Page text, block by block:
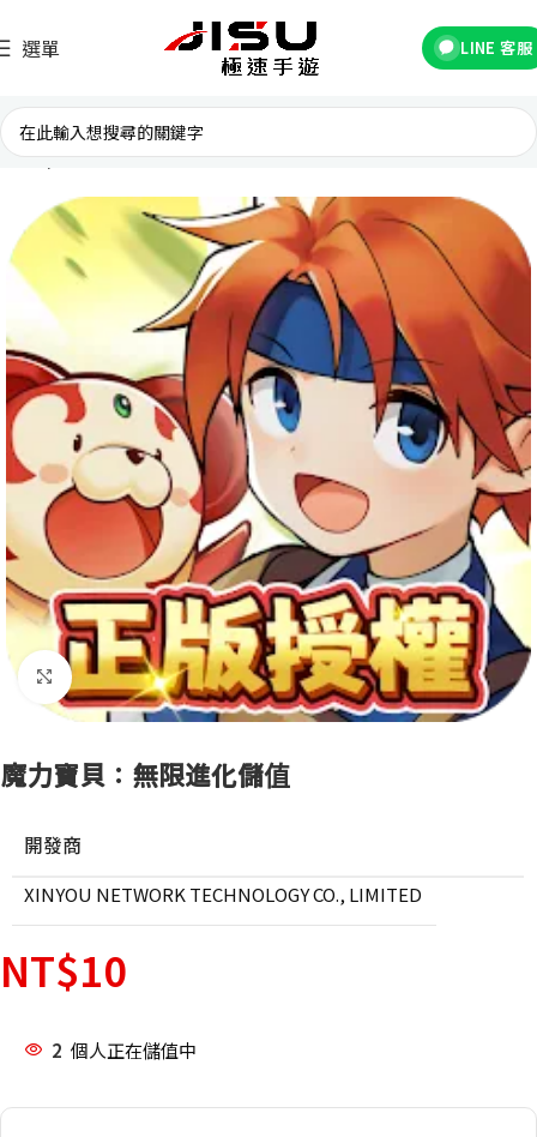
選單 LINE 客服
首頁 台灣遊戲
點擊放大
魔力寶貝：無限進化儲值
開發商
XINYOU NETWORK TECHNOLOGY CO., LIMITED
NT$10
2 個人正在儲值中